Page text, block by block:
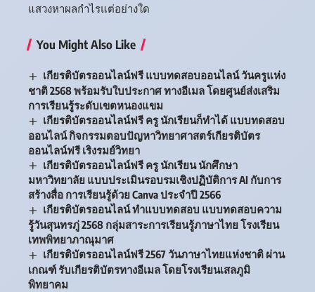
แสวงหาผลกำไรแต่อย่างใด
You Might Also Like
เกียรติบัตรออนไลน์ฟรี แบบทดสอบออนไลน์ วันครูแห่ง
ชาติ 2568 พร้อมรับใบประกาศ ทางอีเมล โดยศูนย์ส่งเสริม
การเรียนรู้ระดับเขตหนองแขม
เกียรติบัตรออนไลน์ฟรี ครู นักเรียนก็ทำได้ แบบทดสอบ
ออนไลน์ กิจกรรมตอบปัญหาวิทยาศาสตร์เกียรติบัตร
ออนไลน์ฟรี เริงรมย์วิทยา
เกียรติบัตรออนไลน์ฟรี ครู นักเรียน นักศึกษา
มหาวิทยาลัย แบบประเมินรอบรมเชิงปฏิบัติการ AI กับการ
สร้างสื่อ การเรียนรู้ด้วย Canva ประจำปี 2566
เกียรติบัตรออนไลน์ ทำแบบทดสอบ แบบทดสอบความ
รู้วันสุนทรภู่ 2568 กลุ่มสาระการเรียนรู้ภาษาไทย โรงเรียน
เทพพิทยาภาณุมาศ
เกียรติบัตรออนไลน์ฟรี 2567 วันภาษาไทยแห่งชาติ ผ่าน
เกณฑ์ รับเกียรติบัตรทางอีเมล โดยโรงเรียนเสลภูมิ
พิทยาคม